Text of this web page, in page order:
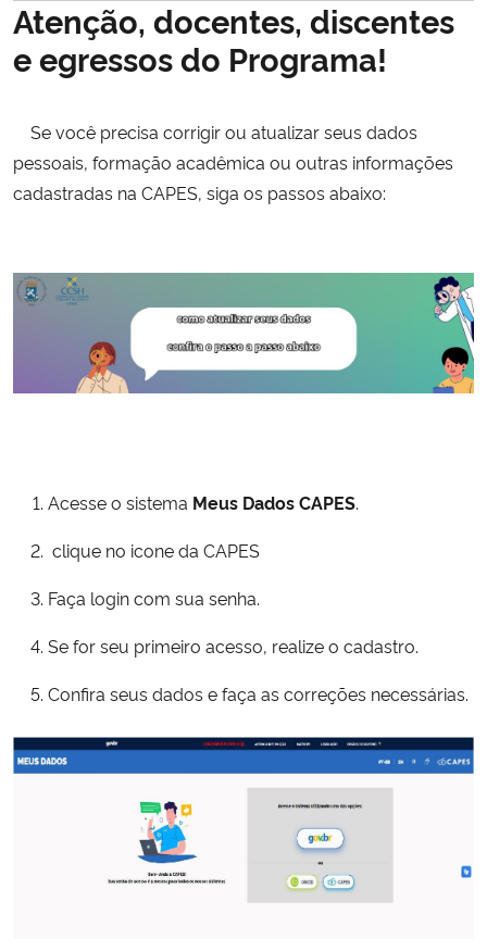
Ministério da Cidadania
Ministério da Saúde
Ministério de Minas e Energia
Ministério da Ciência, Tecnologia, Inovações e Comunicações
Ministério do Turismo
Ministério do Desenvolvimento Regional
Secretaria de Governo
Gabinete de Segurança Institucional
Banco Central do Brasil
Atenção, docentes, discentes
e egressos do Programa!
Se você precisa corrigir ou atualizar seus dados
pessoais, formação acadêmica ou outras informações
cadastradas na CAPES, siga os passos abaixo:
Acesse o sistema Meus Dados CAPES.
clique no icone da CAPES
Faça login com sua senha.
Se for seu primeiro acesso, realize o cadastro.
Confira seus dados e faça as correções necessárias.